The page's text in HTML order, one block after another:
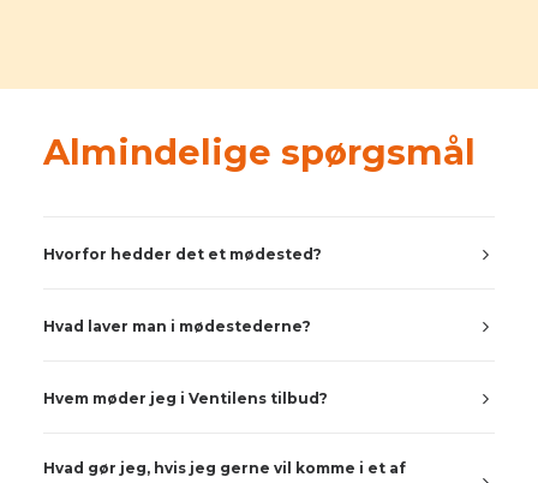
Almindelige spørgsmål
Hvorfor hedder det et mødested?
Hvad laver man i mødestederne?
Hvem møder jeg i Ventilens tilbud?
Hvad gør jeg, hvis jeg gerne vil komme i et af